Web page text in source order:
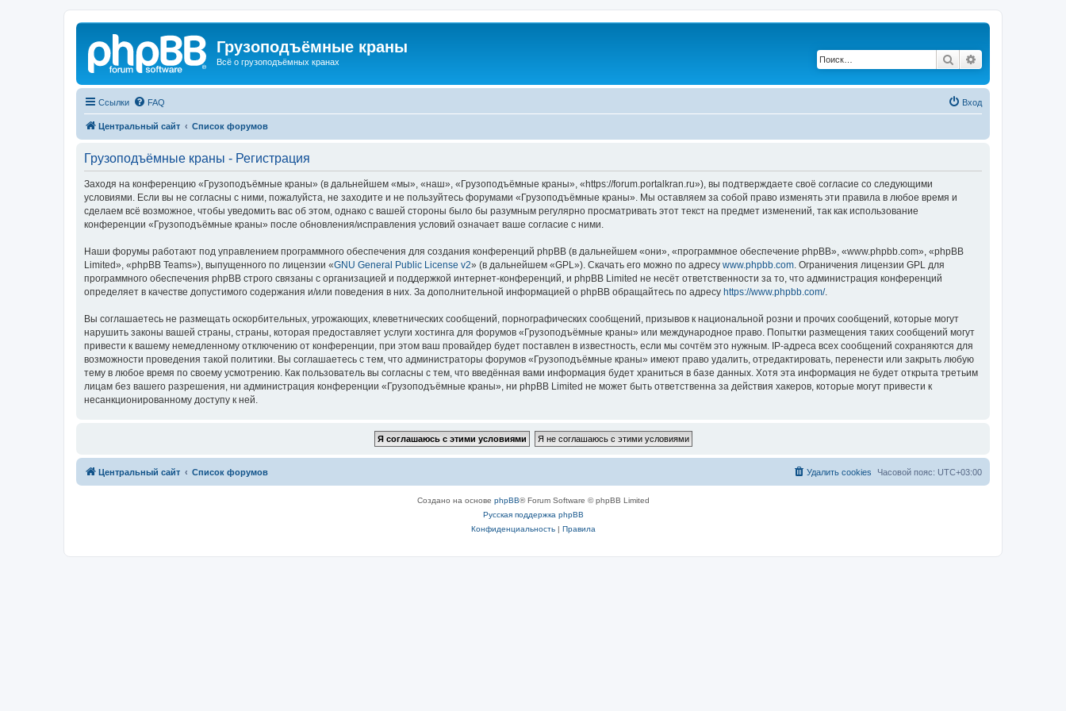
Грузоподъёмные краны
Всё о грузоподъёмных кранах Поиск
Ссылки FAQ Вход
Центральный сайт Список форумов
Грузоподъёмные краны - Регистрация
Заходя на конференцию «Грузоподъёмные краны» (в дальнейшем «мы», «наш», «Грузоподъёмные краны», «https://forum.portalkran.ru»), вы подтверждаете своё согласие со следующими
условиями. Если вы не согласны с ними, пожалуйста, не заходите и не пользуйтесь форумами «Грузоподъёмные краны». Мы оставляем за собой право изменять эти правила в любое время и
сделаем всё возможное, чтобы уведомить вас об этом, однако с вашей стороны было бы разумным регулярно просматривать этот текст на предмет изменений, так как использование
конференции «Грузоподъёмные краны» после обновления/исправления условий означает ваше согласие с ними.
Наши форумы работают под управлением программного обеспечения для создания конференций phpBB (в дальнейшем «они», «программное обеспечение phpBB», «www.phpbb.com», «phpBB
Limited», «phpBB Teams»), выпущенного по лицензии «GNU General Public License v2» (в дальнейшем «GPL»). Скачать его можно по адресу www.phpbb.com . Ограничения лицензии GPL для
программного обеспечения phpBB строго связаны с организацией и поддержкой интернет-конференций, и phpBB Limited не несёт ответственности за то, что администрация конференций
определяет в качестве допустимого содержания и/или поведения в них. За дополнительной информацией о phpBB обращайтесь по адресу https://www.phpbb.com/.
Вы соглашаетесь не размещать оскорбительных, угрожающих, клеветнических сообщений, порнографических сообщений, призывов к национальной розни и прочих сообщений, которые могут
нарушить законы вашей страны, страны, которая предоставляет услуги хостинга для форумов «Грузоподъёмные краны» или международное право. Попытки размещения таких сообщений могут
привести к вашему немедленному отключению от конференции, при этом ваш провайдер будет поставлен в известность, если мы сочтём это нужным. IP-адреса всех сообщений сохраняются для
возможности проведения такой политики. Вы соглашаетесь с тем, что администраторы форумов «Грузоподъёмные краны» имеют право удалить, отредактировать, перенести или закрыть любую
тему в любое время по своему усмотрению. Как пользователь вы согласны с тем, что введённая вами информация будет храниться в базе данных. Хотя эта информация не будет открыта третьим
лицам без вашего разрешения, ни администрация конференции «Грузоподъёмные краны», ни phpBB Limited не может быть ответственна за действия хакеров, которые могут привести к
несанкционированному доступу к ней.
Центральный сайт Список форумов Часовой пояс: UTC+03:00
Удалить cookies
Создано на основе phpBB® Forum Software © phpBB Limited
Русская поддержка phpBB
Конфиденциальность| Правила